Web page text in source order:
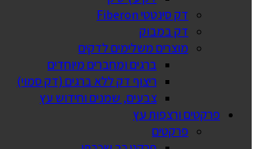
דק סינטטי Fiberon
דק במבוק
מוצרים משלימים לדקים
ברגים ומחברים מיוחדים
ריצוף דק ללא ברגים (דק סמוי)
צבעים, שמנים וחידוש עץ
פרקטים ורצפות עץ
פרקטים